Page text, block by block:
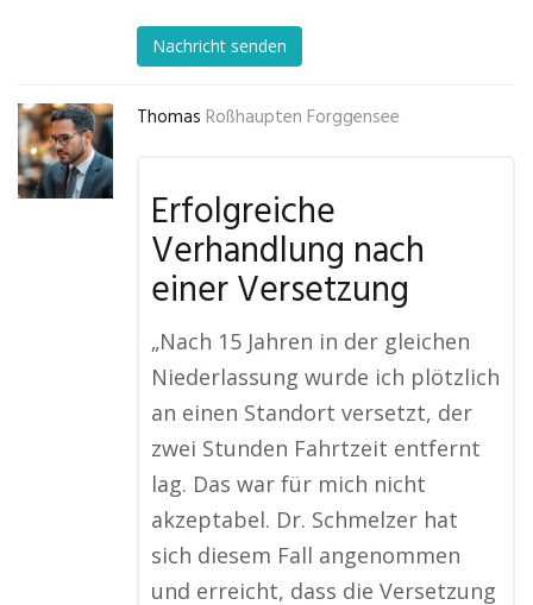
Nachricht senden
Thomas Roßhaupten Forggensee
Erfolgreiche
Verhandlung nach
einer Versetzung
„Nach 15 Jahren in der gleichen
Niederlassung wurde ich plötzlich
an einen Standort versetzt, der
zwei Stunden Fahrtzeit entfernt
lag. Das war für mich nicht
akzeptabel. Dr. Schmelzer hat
sich diesem Fall angenommen
und erreicht, dass die Versetzung